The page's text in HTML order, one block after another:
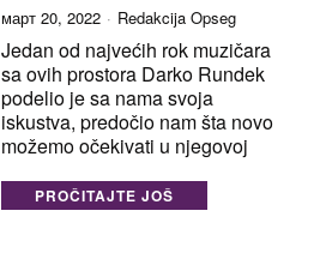
март 20, 2022 Redakcija Opseg
Jedan od najvećih rok muzičara
sa ovih prostora Darko Rundek
podelio je sa nama svoja
iskustva, predočio nam šta novo
možemo očekivati u njegovoj
PROČITAJTE JOŠ